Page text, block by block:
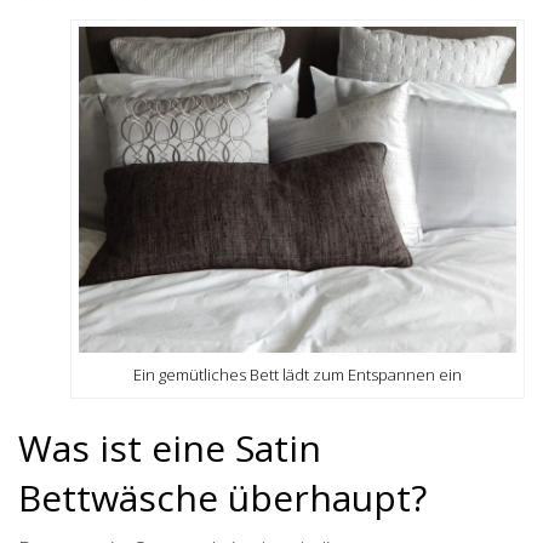
Ein gemütliches Bett lädt zum Entspannen ein
Was ist eine Satin
Bettwäsche überhaupt?